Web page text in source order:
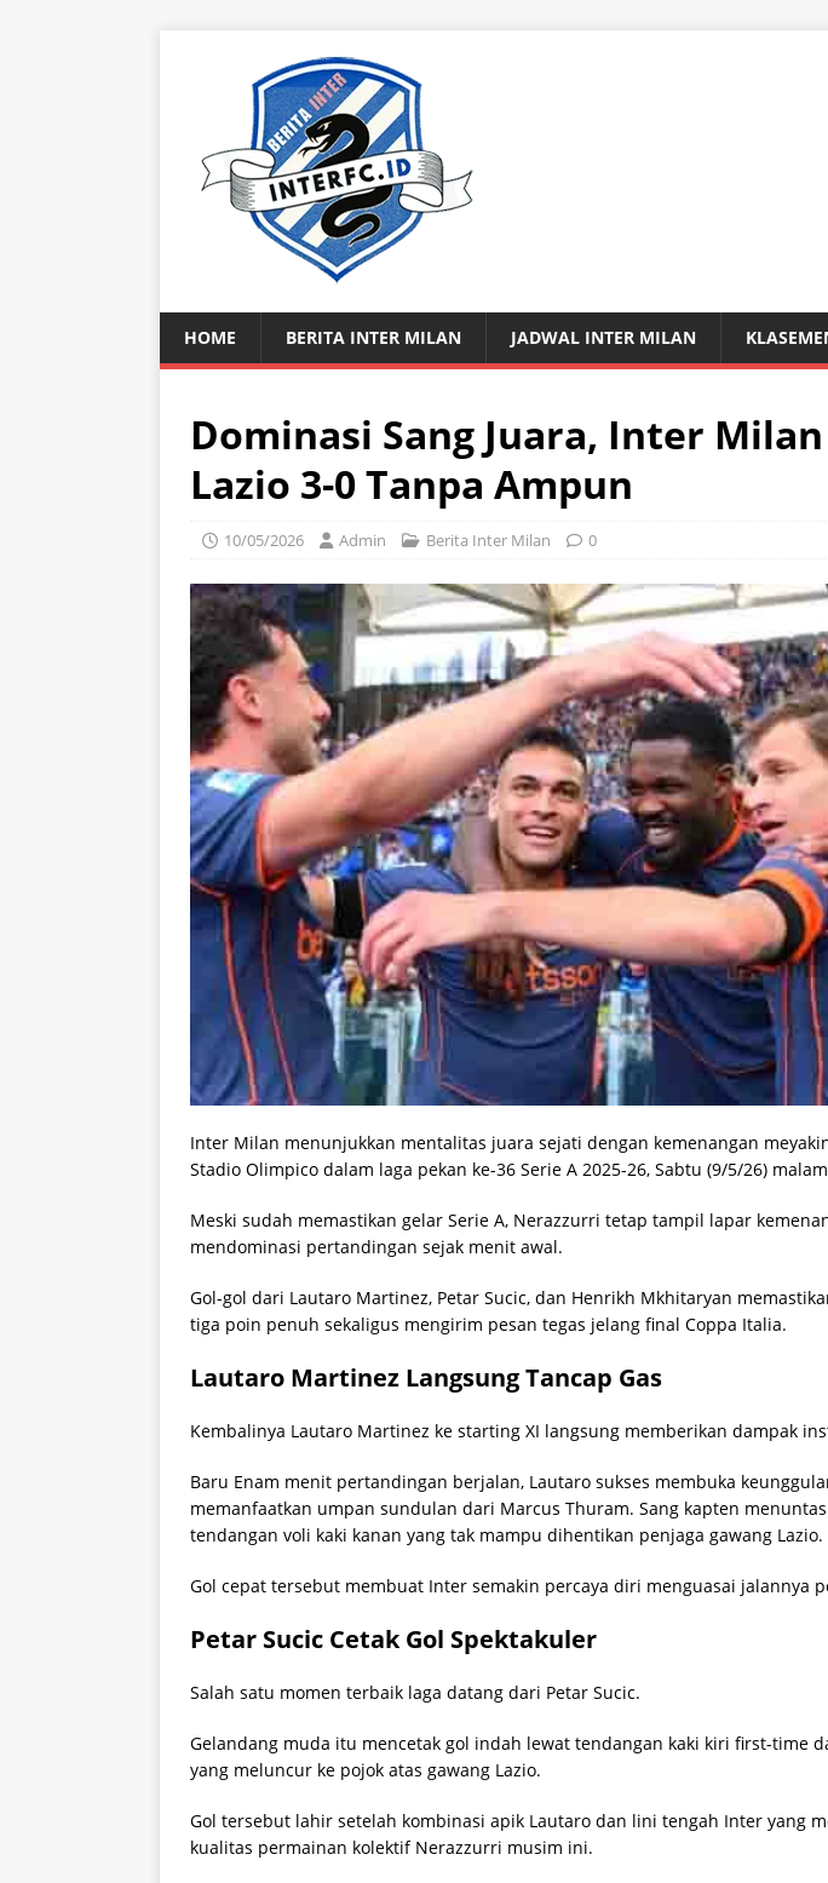
HOME BERITA INTER MILAN JADWAL INTER MILAN
Dominasi Sang Juara, Inter
Lazio 3-0 Tanpa Ampun
10/05/2026 Admin Berita Inter Milan 0
Inter Milan menunjukkan mentalitas juara sejati dengan kemenangan
Stadio Olimpico dalam laga pekan ke-36 Serie A 2025-26, Sabtu (9/5/26)
Meski sudah memastikan gelar Serie A, Nerazzurri tetap tampil lapar
mendominasi pertandingan sejak menit awal.
Gol-gol dari Lautaro Martinez, Petar Sucic, dan Henrikh Mkhitaryan
tiga poin penuh sekaligus mengirim pesan tegas jelang final Coppa Italia.
Lautaro Martinez Langsung Tancap Gas
Kembalinya Lautaro Martinez ke starting XI langsung memberikan dampak
Baru Enam menit pertandingan berjalan, Lautaro sukses membuka
memanfaatkan umpan sundulan dari Marcus Thuram. Sang kapten
tendangan voli kaki kanan yang tak mampu dihentikan penjaga gawang Lazio.
Gol cepat tersebut membuat Inter semakin percaya diri menguasai jalannya
Petar Sucic Cetak Gol Spektakuler
Salah satu momen terbaik laga datang dari Petar Sucic.
Gelandang muda itu mencetak gol indah lewat tendangan kaki kiri first-time
yang meluncur ke pojok atas gawang Lazio.
Gol tersebut lahir setelah kombinasi apik Lautaro dan lini tengah Inter yang
kualitas permainan kolektif Nerazzurri musim ini.